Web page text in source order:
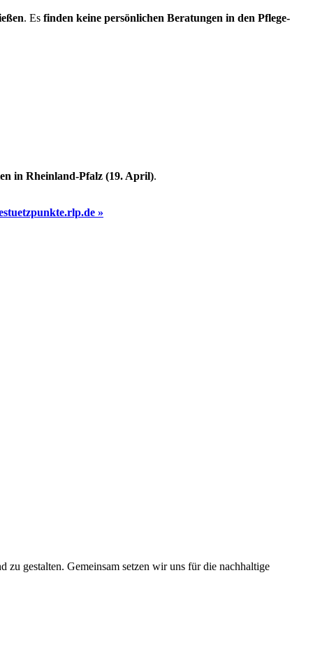
. Es finden keine persönlichen Beratungen in den Pflege­
in Rheinland-Pfalz (19. April).
»
gestalten. Gemeinsam setzen wir uns für die nachhaltige